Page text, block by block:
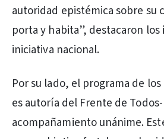
autoridad epistémica sobre su
porta y habita”, destacaron
iniciativa nacional.
Por su lado, el programa de los
es autoría del Frente de
acompañamiento unánime.